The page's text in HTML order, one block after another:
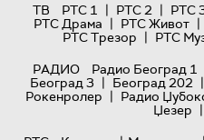
ТВ
РТС 1 | РТС 2 | РТС
РТС Драма | РТС Живот |
РТС Трезор | РТС
РАДИО
Радио Београд 1
Београд 3 | Београд 202 |
Рокенролер | Радио
Џезер |